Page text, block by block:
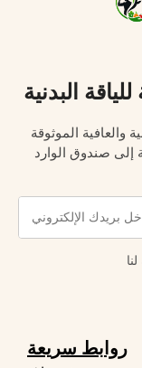
البدنية
والعافية الموثوقة
إلى صندوق الوارد
روابط سريعة